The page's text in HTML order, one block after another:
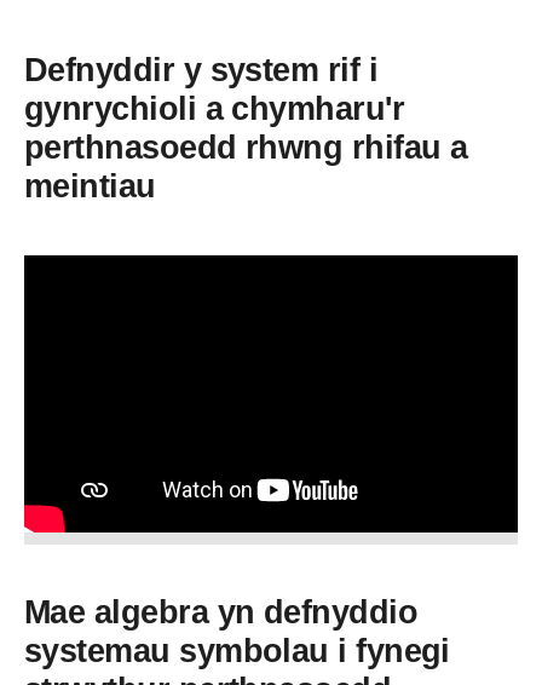
Defnyddir y system rif i
gynrychioli a chymharu'r
perthnasoedd rhwng rhifau a
meintiau
Mae algebra yn defnyddio
systemau symbolau i fynegi